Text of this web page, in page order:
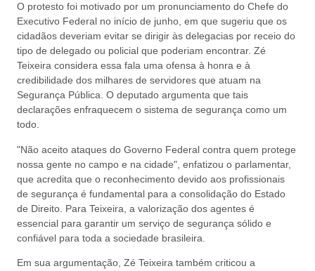
O protesto foi motivado por um pronunciamento do Chefe do
Executivo Federal no início de junho, em que sugeriu que os
cidadãos deveriam evitar se dirigir às delegacias por receio do
tipo de delegado ou policial que poderiam encontrar. Zé
Teixeira considera essa fala uma ofensa à honra e à
credibilidade dos milhares de servidores que atuam na
Segurança Pública. O deputado argumenta que tais
declarações enfraquecem o sistema de segurança como um
todo.
"Não aceito ataques do Governo Federal contra quem protege
nossa gente no campo e na cidade", enfatizou o parlamentar,
que acredita que o reconhecimento devido aos profissionais
de segurança é fundamental para a consolidação do Estado
de Direito. Para Teixeira, a valorização dos agentes é
essencial para garantir um serviço de segurança sólido e
confiável para toda a sociedade brasileira.
Em sua argumentação, Zé Teixeira também criticou a